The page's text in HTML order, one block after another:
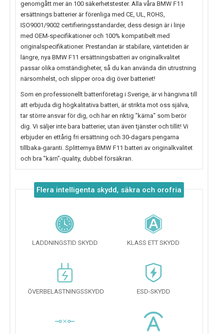
genomgått mer än 100 säkerhetstester. Alla våra BMW F11
ersättnings batterier är förenliga med CE, UL, ROHS,
ISO9001/9002 certifieringsstandarder, dess design är i linje
med OEM-specifikationer och 100% kompatibelt med
originalspecifikationer. Prestandan är stabilare, väntetiden är
längre, nya BMW F11 ersättningsbatteri av originalkvalitet
passar olika omständigheter, så du kan använda din utrustning
närsomhelst, och slipper oroa dig över batteriet!
Som en professionellt batteriföretag i Sverige, är vi hängivna till
att erbjuda dig högkalitativa batteri, är strikta mot oss själva,
tar större ansvar för dig, och har en riktig "kärna" som berör
dig. Vi säljer inte bara batterier, utan även tjänster och tillit! Vi
erbjuder en ettårig fri ersättning och 30-dagars pengarna
tillbaka-garanti. Splitternya BMW F11 batteri av originalkvalitet
och bra "kärn"-quality, dubbel försäkran.
Flera intelligenta skydd, säkra och orofria
LADDNINGSTID SKYDD KLASS ETT SKYDD
ÖVERBELASTNINGSSKYDD ESD-SKYDD